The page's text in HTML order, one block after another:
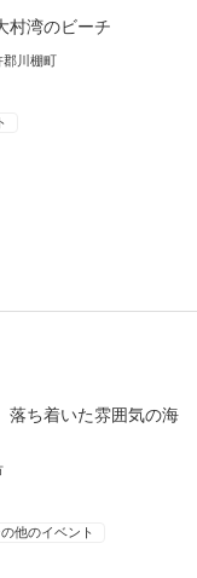
村湾のビーチ
郡川棚町
落ち着いた雰囲気の海
他のイベント